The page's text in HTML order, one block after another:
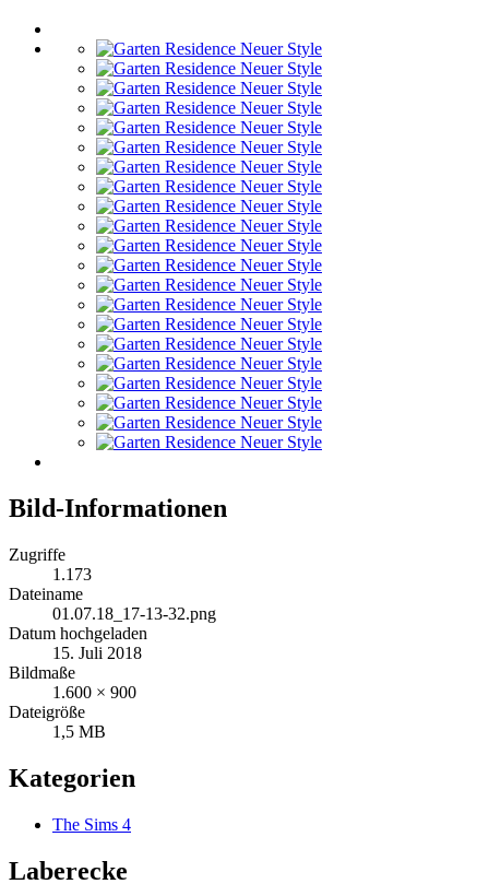
Bild-Informationen
Zugriffe
1.173
Dateiname
01.07.18_17-13-32.png
Datum hochgeladen
15. Juli 2018
Bildmaße
1.600 × 900
Dateigröße
1,5 MB
Kategorien
The Sims 4
Laberecke